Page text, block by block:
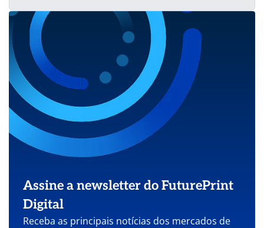
Assine a newsletter do FuturePrint
Digital
Receba as principais notícias dos mercados de